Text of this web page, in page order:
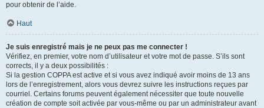
pour obtenir de l’aide.
Haut
Je suis enregistré mais je ne peux pas me connecter !
Vérifiez, en premier, votre nom d’utilisateur et votre mot de passe. S’ils sont
corrects, il y a deux possibilités :
Si la gestion COPPA est active et si vous avez indiqué avoir moins de 13 ans
lors de l’enregistrement, alors vous devrez suivre les instructions reçues par
courriel. Certains forums peuvent également nécessiter que toute nouvelle
création de compte soit activée par vous-même ou par un administrateur avant